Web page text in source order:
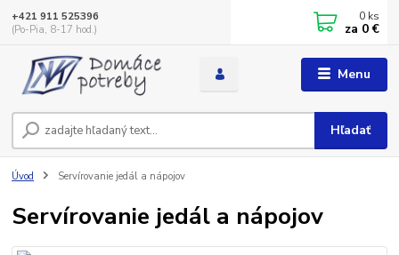
Menu
Hľadať
+421 911 525396
(Po-Pia, 8-17 hod.)
0 ks
za 0 €
Úvod Servírovanie jedál a nápojov
Servírovanie jedál a nápojov